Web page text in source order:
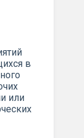
в
или